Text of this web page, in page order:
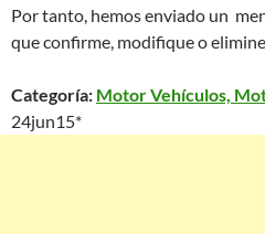
Por tanto, hemos enviado un
que confirme, modifique o
Categoría: Motor Vehículos,
24jun15*